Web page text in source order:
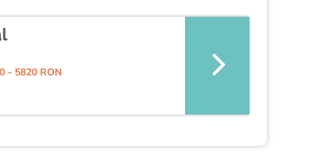
- 5820 RON